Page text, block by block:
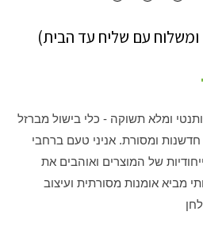
ומשלוח עם שליח עד הבית)
ומלא תשוקה - כלי בישול מברזל
ומסורת. אניני טעם ברחבי
של המוצרים ואוהבים את
מביא אומנות מסורתית ועיצוב